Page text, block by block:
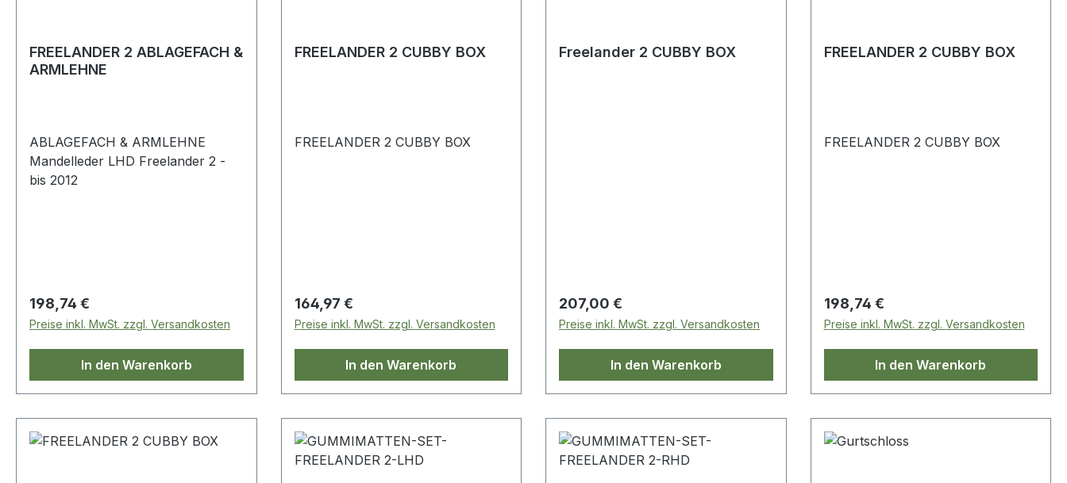
FREELANDER 2 ABLAGEFACH &
ARMLEHNE
ABLAGEFACH & ARMLEHNE
Mandelleder LHD Freelander 2 -
bis 2012
Regulärer Preis:
198,74 €
Preise inkl. MwSt. zzgl. Versandkosten
In den Warenkorb
FREELANDER 2 CUBBY BOX
FREELANDER 2 CUBBY BOX
Regulärer Preis:
164,97 €
Preise inkl. MwSt. zzgl. Versandkosten
In den Warenkorb
Freelander 2 CUBBY BOX
Regulärer Preis:
207,00 €
Preise inkl. MwSt. zzgl. Versandkosten
In den Warenkorb
FREELANDER 2 CUBBY BOX
FREELANDER 2 CUBBY BOX
Regulärer Preis:
198,74 €
Preise inkl. MwSt. zzgl. Versandkosten
In den Warenkorb